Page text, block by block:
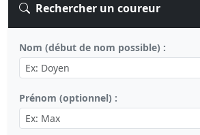
Rechercher un coureur
Nom (début de nom possible) :
Prénom (optionnel) :